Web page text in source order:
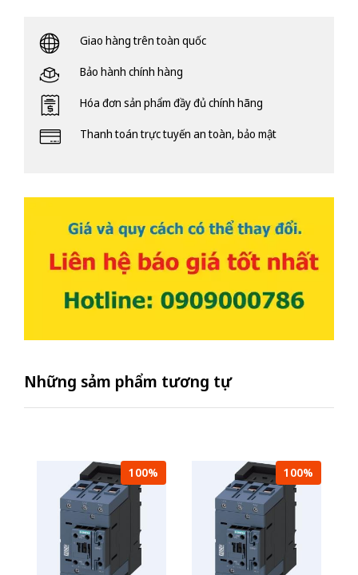
Giao hàng trên toàn quốc
Bảo hành chính hàng
Hóa đơn sản phẩm đầy đủ chính hãng
Thanh toán trực tuyến an toàn, bảo mật
Những sảm phẩm tương tự
100% 100%